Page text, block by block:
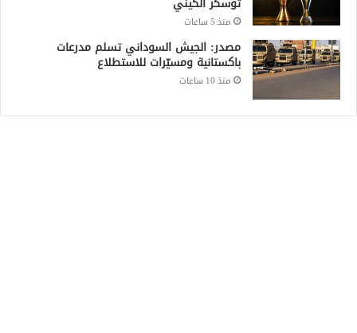
منذ 5 ساعات
مصدر: الجيش السوداني تسلم مدرعات
باكستانية ومسيّرات للاستطلاع
منذ 10 ساعات